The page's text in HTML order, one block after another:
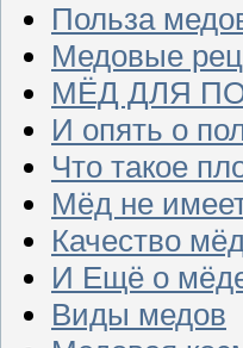
Польза
Медовые
МЁД ДЛЯ
И опять о
Что такое
Мёд не
Качество
И Ещё о
Виды медов